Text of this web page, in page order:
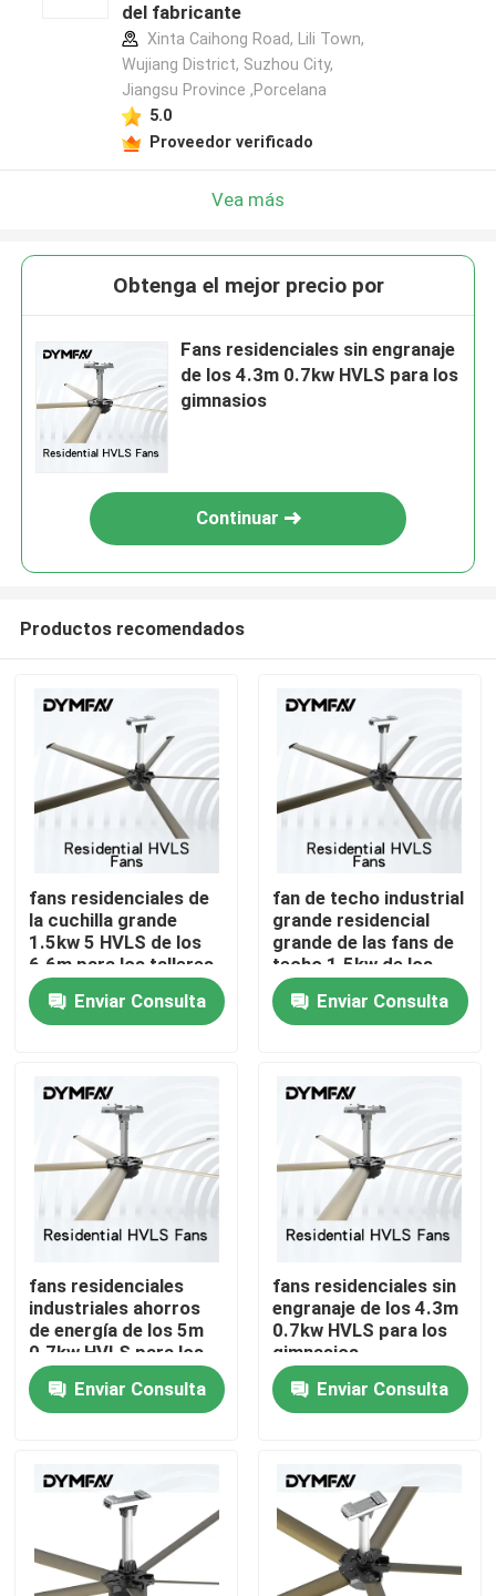
Hogar
Productos
Sobre nosotros
Viaje de la fábrica
Control de calidad
Éntrenos en contacto con
Pida una cita
Fans industriales de HVLS
Fans comerciales de HVLS
del fabricante
Xinta Caihong Road, Lili Town,
Wujiang District, Suzhou City,
Jiangsu Province ,Porcelana
5.0
Proveedor verificado
Vea más
Obtenga el mejor precio por
Fans residenciales sin engranaje
de los 4.3m 0.7kw HVLS para los
gimnasios
Continuar
Productos recomendados
fans residenciales de
la cuchilla grande
1.5kw 5 HVLS de los
6.6m para los talleres
Enviar Consulta
fan de techo industrial
grande residencial
grande de las fans de
techo 1.5kw de los
7.1m los 24ft para los
talleresEnviar Consulta
fans residenciales
industriales ahorros
de energía de los 5m
0.7kw HVLS para los
talleres
Enviar Consulta
fans residenciales sin
engranaje de los 4.3m
0.7kw HVLS para los
gimnasios
Enviar Consulta